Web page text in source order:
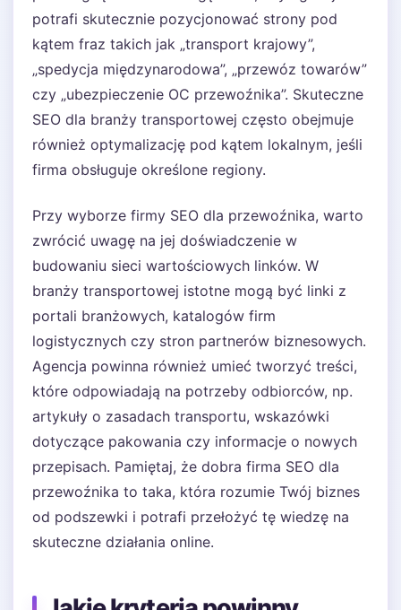
potrafi skutecznie pozycjonować strony pod
kątem fraz takich jak „transport krajowy”,
„spedycja międzynarodowa”, „przewóz towarów”
czy „ubezpieczenie OC przewoźnika”. Skuteczne
SEO dla branży transportowej często obejmuje
również optymalizację pod kątem lokalnym, jeśli
firma obsługuje określone regiony.
Przy wyborze firmy SEO dla przewoźnika, warto
zwrócić uwagę na jej doświadczenie w
budowaniu sieci wartościowych linków. W
branży transportowej istotne mogą być linki z
portali branżowych, katalogów firm
logistycznych czy stron partnerów biznesowych.
Agencja powinna również umieć tworzyć treści,
które odpowiadają na potrzeby odbiorców, np.
artykuły o zasadach transportu, wskazówki
dotyczące pakowania czy informacje o nowych
przepisach. Pamiętaj, że dobra firma SEO dla
przewoźnika to taka, która rozumie Twój biznes
od podszewki i potrafi przełożyć tę wiedzę na
skuteczne działania online.